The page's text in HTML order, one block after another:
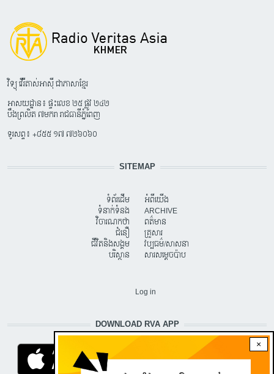
×
វិទ្យុ វើរីតាស់អាស៊ី ជាភាសាខ្មែរ
អាសយដ្ឋាន៖ ផ្ទះលេខ ២៥ ផ្លូវ ២៤២
បឹងព្រលិត ៧មករា រាជធានីភ្នំពេញ
ទូរសព្ទ៖ +៨៥៥ ១៧ ៧២៦០៦០
SITEMAP
ទំព័រដើម
ទំនាក់ទំនង
វិចារណកថា
ជំនឿ
ជីវិតនិងសង្គម
បរិស្ថាន
អំពីយើង
ARCHIVE
ពត៌មាន
គ្រួសារ
វប្បធម៌/សាសនា
សារសម្តេចប៉ាប
Log in
DOWNLOAD RVA APP